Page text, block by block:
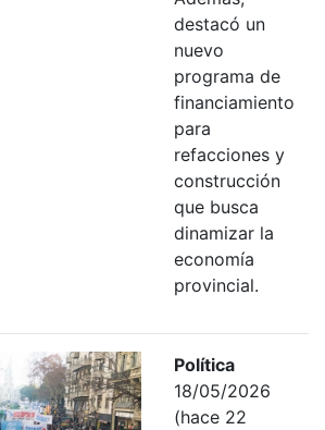
destacó un
nuevo
programa de
financiamiento
para
refacciones y
construcción
que busca
dinamizar la
economía
provincial.
Política
18/05/2026
(hace 22